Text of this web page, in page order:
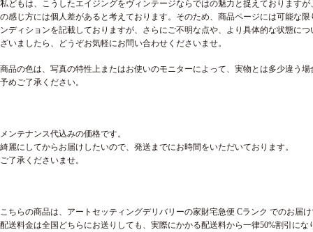
私どもは、こうしたエイジングをヴィンテージならではの魅力と捉えております
の感じ方には個人差があると考えております。そのため、商品ページには可能な
ンディションを記載しておりますが、さらにご不明な点や、より具体的な状態に
ざいましたら、どうぞお気軽にお問い合わせくださいませ。
商品の色は、写真の特性上またはお使いのモニターによって、実物とは多少違う
予めご了承ください。
メンテナンス代込みの価格です。
綺麗にしてからお届けしたいので、発送までにお時間をいただいております。
ご了承くださいませ。
こちらの商品は、アートセッティングデリバリーの家財宅急便 Cランク でのお届
配送料金は全国どちらにお送りしても、実際にかかる配送料から一律50%割引にな